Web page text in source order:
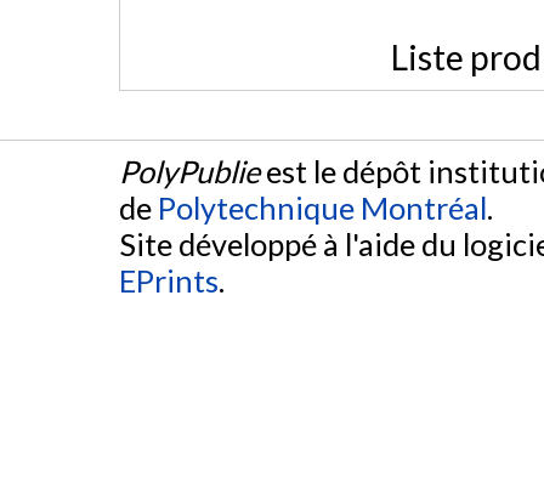
Liste
PolyPublieest le dépôt
de Polytechnique Montréal.
Site développé à l'aide du
EPrints.